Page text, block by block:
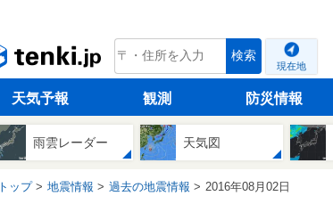
tenki.jp 検索
現在地
天気予報 観測 防災情報
雨雲レーダー 天気図
トップ 地震情報 過去の地震情報 2016年08月02日